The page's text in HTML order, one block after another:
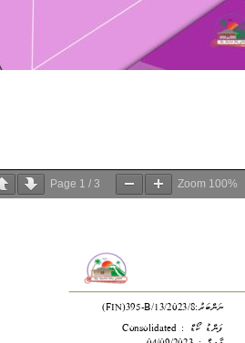
Page 1 / 3 Zoom 100%